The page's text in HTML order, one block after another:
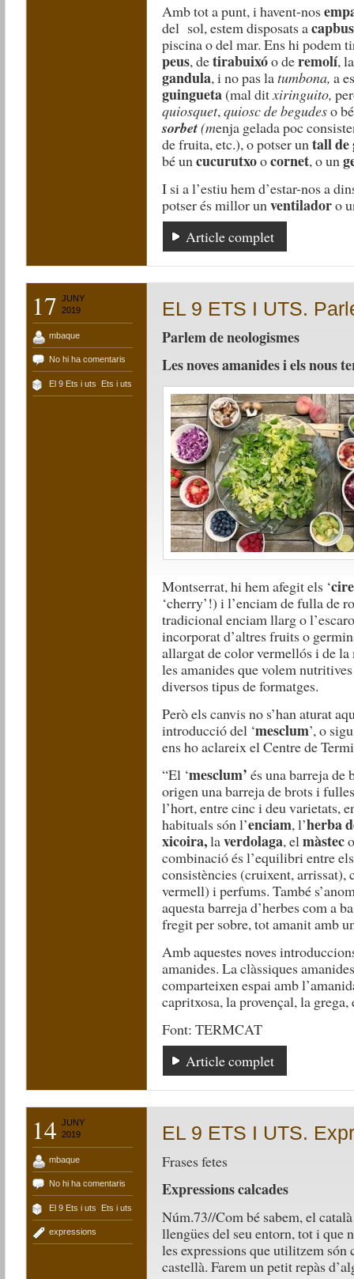
Amb tot a punt, i havent-nos
del sol, estem disposats a
piscina o del mar. Ens hi podem
peus, detirabuixóo deremolí,
gandula, i no pas latumbona,a
guingueta (mal ditxiringuito,
quiosquet,quiosc de begudeso
sorbet(menja gelada poc
de fruita, etc.), o potser untall de
bé uncucurutxoocornet, o un
I si a l’estiu hem d’estar-nos a
potser és millor unventiladoro
Article complet
17
JUNY
2019
mbaque
No hi ha comentaris
El 9 Ets i uts Ets i uts
EL 9 ETS I UTS.
Parlem de neologismes
Les noves amanides i els nous
Montserrat, hi hem afegit els ‘
‘cherry’!) i l’enciam de fulla de
tradicional enciam llarg o
incorporat d’altres fruits o
allargat de color vermellós i de la
les amanides que volem
diversos tipus de formatges.
Però els canvis no s’han aturat
introducció del ‘mesclum’, o
ens ho aclareix el Centre de
“El ‘mesclum’ és una barreja de
origen una barreja de brots i
l’hort, entre cinc i deu varietats,
habituals són l’enciam, l’herba
xicoira,laverdolaga, elmàstec
combinació és l’equilibri entre
consistències (cruixent, arrissat),
vermell) i perfums. També
aquesta barreja d’herbes com a
fregit per sobre, tot amanit amb
Amb aquestes noves
amanides. La clàssiques
comparteixen espai amb
capritxosa, la provençal, la grega,
Font: TERMCAT
Article complet
14
JUNY
2019
mbaque
No hi ha comentaris
El 9 Ets i uts Ets i uts
expressions
EL 9 ETS I UTS.
Frases fetes
Expressions calcades
Núm.73//Com bé sabem, el
llengües del seu entorn, tot i que
les expressions que utilitzem
castellà. Farem un petit repàs